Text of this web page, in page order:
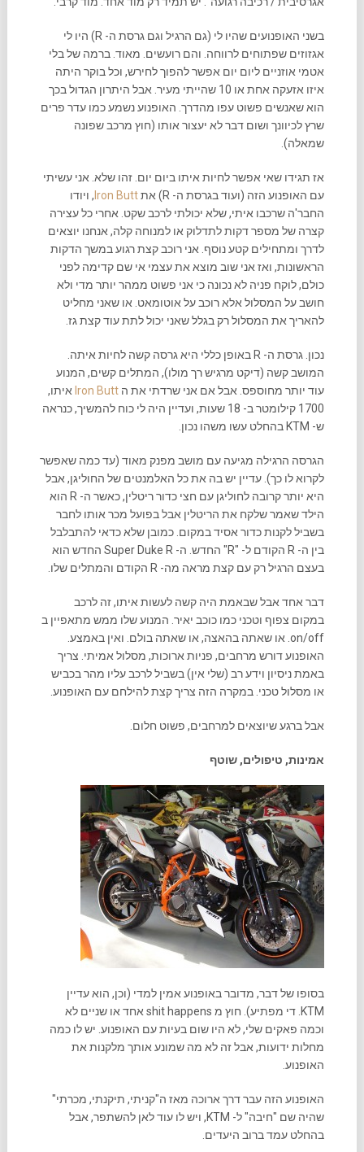
בשני האופנועים שהיו לי (גם הרגיל וגם גרסת ה- R) היו לי
אגזוזים שפתוחים לרווחה. והם רועשים. מאוד. ברמה של בלי
אטמי אוזניים ליום יום אפשר להפוך לחירש, וכל בוקר היתה
איזו אזעקה אחת או 10 שהייתי מעיר. אבל היתרון הגדול בכך
הוא שאנשים פשוט עפו מהדרך. האופנוע נשמע כמו עדר פרים
שרץ לכיוונך ושום דבר לא יעצור אותו (חוץ מרכב שפונה
שמאלה).
אז תגידו שאי אפשר לחיות איתו ביום יום. זהו שלא. אני עשיתי
עם האופנוע הזה (ועוד בגרסת ה- R) את
Iron Butt , ויודו
החבר'ה שרכבו איתי, שלא יכולתי לרכב שקט. אחרי כל עצירה
קצרה של מספר דקות לתדלוק או למנוחה קלה, אנחנו יוצאים
לדרך ומתחילים קטע נוסף. אני רוכב קצת רגוע במשך הדקות
הראשונות, ואז אני שוב מוצא את עצמי אי שם קדימה לפני
כולם, לוקח פניה לא נכונה כי אני פשוט ממהר יותר מדי ולא
חושב על המסלול אלא רוכב על אוטומאט. או שאני מחליט
להאריך את המסלול רק בגלל שאני יכול לתת עוד קצת גז.
נכון. גרסת ה- R באופן כללי היא גרסה קשה לחיות איתה.
המושב קשה (דיקט מרגיש רך מולו), המתלים קשים, המנוע
עוד יותר מחוספס. אבל אם אני שרדתי את ה Iron Butt איתו,
1700 קילומטר ב- 18 שעות, ועדיין היה לי כוח להמשיך, כנראה
ש- KTM בהחלט עשו משהו נכון.
הגרסה הרגילה מגיעה עם מושב מפנק מאוד (עד כמה שאפשר
לקרוא לו כך). עדיין יש בה את כל האלמנטים של החוליגן, אבל
היא יותר קרובה לחוליגן עם חצי כדור ריטלין, כאשר ה- R הוא
הילד שאמר שלקח את הריטלין אבל בפועל מכר אותו לחבר
בשביל לקנות כדור אסיד במקום. כמובן שלא כדאי להתבלבל
בין ה- R הקודם ל- "R" החדש. ה- Super Duke R החדש הוא
בעצם הרגיל רק עם קצת מראה מה- R הקודם והמתלים שלו.
דבר אחד אבל שבאמת היה קשה לעשות איתו, זה לרכב
במקום צפוף וטכני כמו כוכב יאיר. המנוע שלו ממש מתאפיין ב
on/off. או שאתה בהאצה, או שאתה בולם. ואין באמצע.
האופנוע דורש מרחבים, פניות ארוכות, מסלול אמיתי. צריך
באמת ניסיון וידע רב (שלי אין) בשביל לרכב עליו מהר בכביש
או מסלול טכני. במקרה הזה צריך קצת להילחם עם האופנוע.
אבל ברגע שיוצאים למרחבים, פשוט חלום.
אמינות, טיפולים, שוטף
בסופו של דבר, מדובר באופנוע אמין למדי (וכן, הוא עדיין
KTM. די מפתיע). חוץ מ shit happens אחד או שניים לא
וכמה פאקים שלי, לא היו שום בעיות עם האופנוע. יש לו כמה
מחלות ידועות, אבל זה לא מה שמונע אותך מלקנות את
האופנוע.
האופנוע הזה עבר דרך ארוכה מאז ה"קניתי, תיקנתי, מכרתי"
שהיה שם "חיבה" ל- KTM, ויש לו עוד לאן להשתפר, אבל
בהחלט עמד ברוב היעדים.